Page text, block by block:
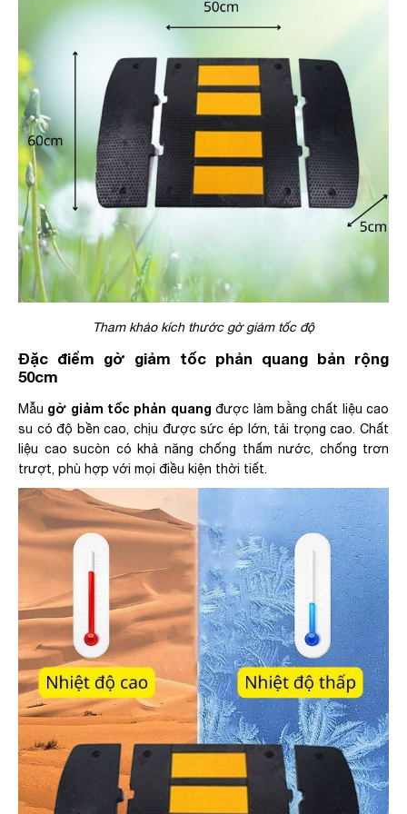
Tham khảo kích thước gờ giảm tốc độ
Đặc điểm gờ giảm tốc phản quang bản rộng
50cm
Mẫu gờ giảm tốc phản quang được làm bằng chất liệu cao
su có độ bền cao, chịu được sức ép lớn, tải trọng cao. Chất
liệu cao sucòn có khả năng chống thấm nước, chống trơn
trượt, phù hợp với mọi điều kiện thời tiết.